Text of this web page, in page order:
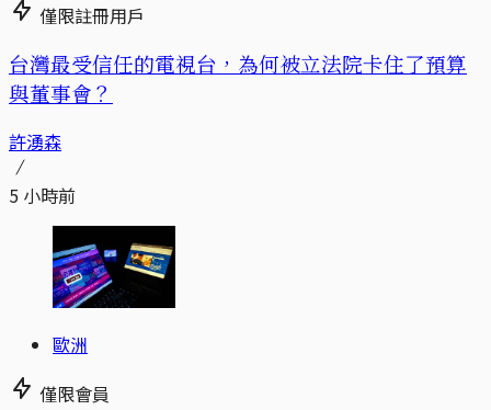
僅限註冊用戶
台灣最受信任的電視台，為何被立法院卡住了預算
與董事會？
許湧森
5 小時前
歐洲
僅限會員